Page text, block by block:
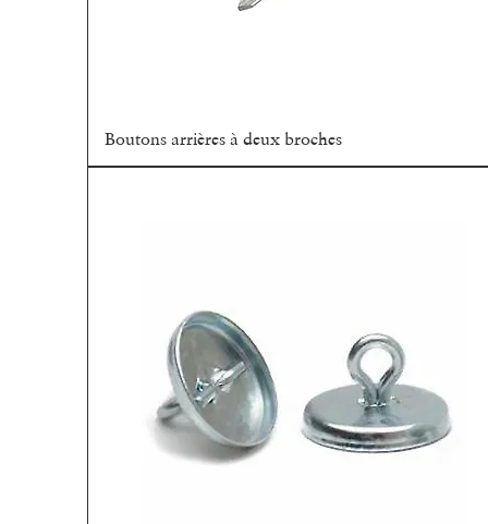
Aperçu rapide
Boutons arrières à deux broches